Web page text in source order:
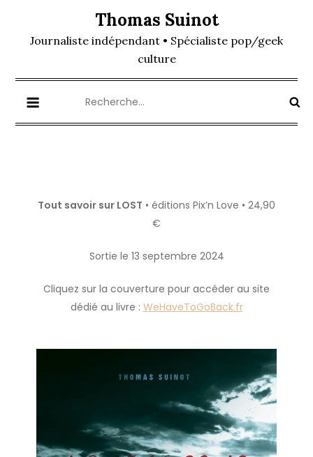
content
Thomas Suinot
Journaliste indépendant • Spécialiste pop/geek
culture
Tout savoir sur LOST • éditions Pix’n Love • 24,90
€
Sortie le 13 septembre 2024
Cliquez sur la couverture pour accéder au site
dédié au livre : WeHaveToGoBack.fr